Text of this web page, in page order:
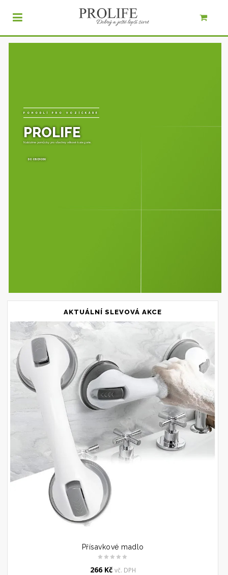
POHODLÍ PRO VOZÍČKÁŘE
PROLIFE
Nabízíme pomůcky pro všechny věkové kategorie.
DO OBCHODU
AKTUÁLNÍ SLEVOVÁ AKCE
Přísavkové madlo
266 Kč vč. DPH